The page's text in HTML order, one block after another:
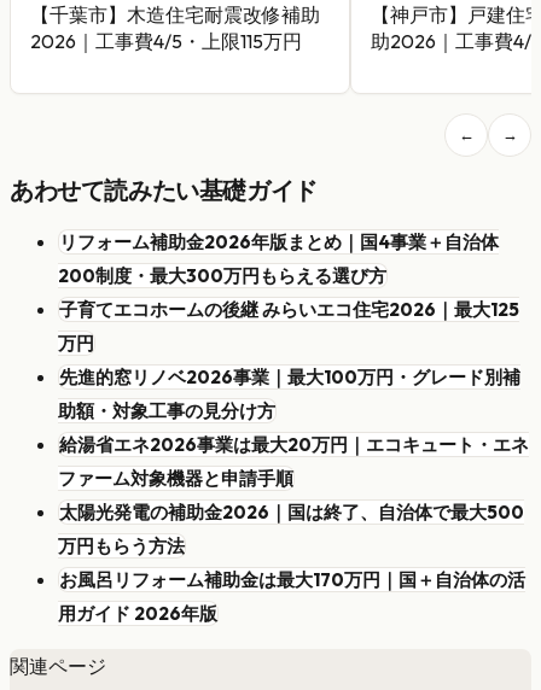
【千葉市】木造住宅耐震改修補助
2026｜工事費4/5・上限115万円
【神戸市】戸建住
助2026｜工事費4/
← →
あわせて読みたい基礎ガイド
リフォーム補助金2026年版まとめ｜国4事業＋自治体
200制度・最大300万円もらえる選び方
子育てエコホームの後継 みらいエコ住宅2026｜最大125
万円
先進的窓リノベ2026事業｜最大100万円・グレード別補
助額・対象工事の見分け方
給湯省エネ2026事業は最大20万円｜エコキュート・エネ
ファーム対象機器と申請手順
太陽光発電の補助金2026｜国は終了、自治体で最大500
万円もらう方法
お風呂リフォーム補助金は最大170万円｜国＋自治体の活
用ガイド 2026年版
関連ページ